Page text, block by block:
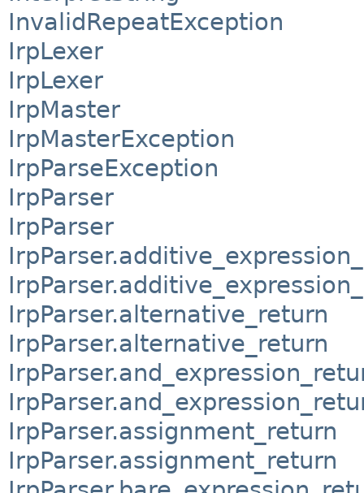
InvalidRepeatException
IrpLexer
IrpLexer
IrpMaster
IrpMasterException
IrpParseException
IrpParser
IrpParser
IrpParser.alternative_return
IrpParser.alternative_return
IrpParser.assignment_return
IrpParser.assignment_return